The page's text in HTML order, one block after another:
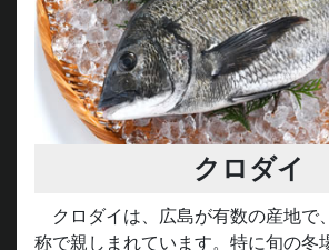
クロダイ
クロダイは、広島が有数の産地で
称で親しまれています。特に旬の冬